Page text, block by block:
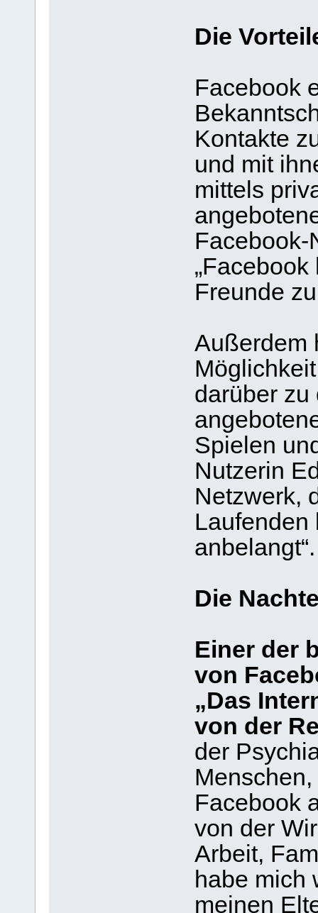
Die
Facebook
Kontakte
und mit
mittels
Facebook-
Freunde
Außerdem
darüber zu
Spielen
Nutzerin
Netzwerk,
Laufenden
anbelangt“.
Die
Einer der
von
„Das
von der
der
Facebook
von der
Arbeit,
habe mich
meinen